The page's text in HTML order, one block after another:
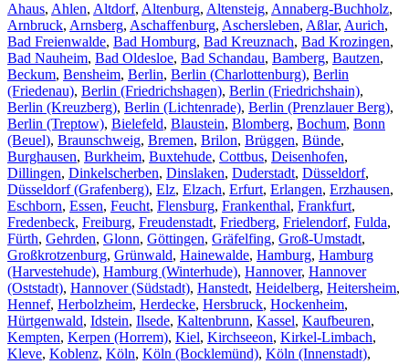
Ahaus, Ahlen, Altdorf, Altenburg, Altensteig, Annaberg-Buchholz,
Arnbruck, Arnsberg, Aschaffenburg, Aschersleben, Aßlar, Aurich,
Bad Freienwalde, Bad Homburg, Bad Kreuznach, Bad Krozingen,
Bad Nauheim, Bad Oldesloe, Bad Schandau, Bamberg, Bautzen,
Beckum, Bensheim, Berlin, Berlin (Charlottenburg), Berlin
(Friedenau), Berlin (Friedrichshagen), Berlin (Friedrichshain),
Berlin (Kreuzberg), Berlin (Lichtenrade), Berlin (Prenzlauer Berg),
Berlin (Treptow), Bielefeld, Blaustein, Blomberg, Bochum, Bonn
(Beuel), Braunschweig, Bremen, Brilon, Brüggen, Bünde,
Burghausen, Burkheim, Buxtehude, Cottbus, Deisenhofen,
Dillingen, Dinkelscherben, Dinslaken, Duderstadt, Düsseldorf,
Düsseldorf (Grafenberg), Elz, Elzach, Erfurt, Erlangen, Erzhausen,
Eschborn, Essen, Feucht, Flensburg, Frankenthal, Frankfurt,
Fredenbeck, Freiburg, Freudenstadt, Friedberg, Frielendorf, Fulda,
Fürth, Gehrden, Glonn, Göttingen, Gräfelfing, Groß-Umstadt,
Großkrotzenburg, Grünwald, Hainewalde, Hamburg, Hamburg
(Harvestehude), Hamburg (Winterhude), Hannover, Hannover
(Oststadt), Hannover (Südstadt), Hanstedt, Heidelberg, Heitersheim,
Hennef, Herbolzheim, Herdecke, Hersbruck, Hockenheim,
Hürtgenwald, Idstein, Ilsede, Kaltenbrunn, Kassel, Kaufbeuren,
Kempten, Kerpen (Horrem), Kiel, Kirchseeon, Kirkel-Limbach,
Kleve, Koblenz, Köln, Köln (Bocklemünd), Köln (Innenstadt),